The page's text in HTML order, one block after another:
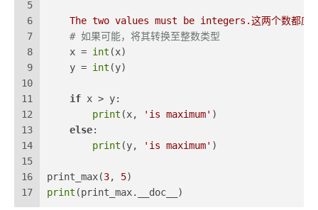
5
6
7
8
9
10
11
12
13
14
15
16
17
The two values must be integers.这两个数都应
# 如果可能，将其转换至整数类型
    x =
int (x)
    y =
int (y)
if x > y:
print (x, 'is maximum' )
else:
print (y, 'is maximum' )
print_max(3, 5)
print (print_max.__doc__)